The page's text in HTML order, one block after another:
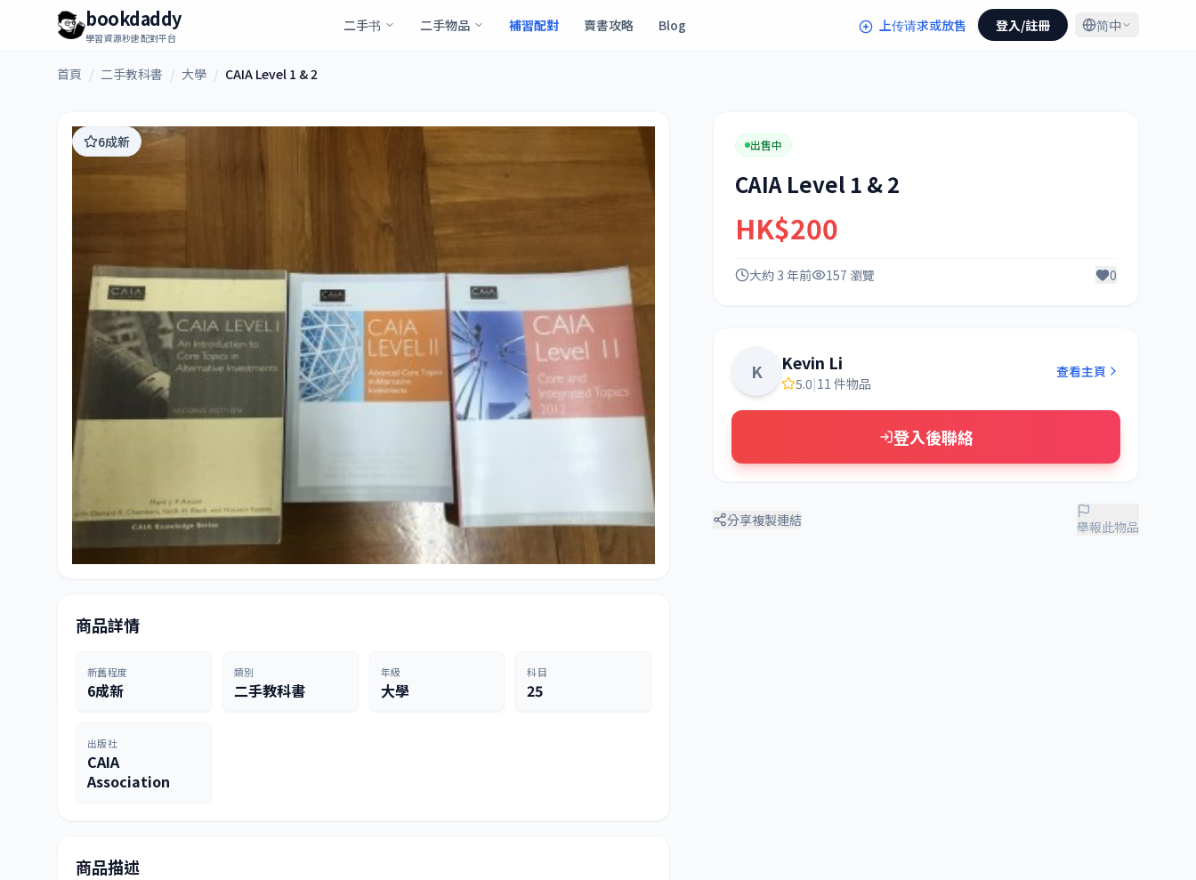
bookdaddy
學習資源秒速配對平台
二手书 二手物品 補習配對 賣書攻略 Blog 上传请求或放售 登入/註冊 简中
首頁 / 二手教科書 / 大學 / CAIA Level 1 & 2
6成新
商品詳情
新舊程度
6成新
類別
二手教科書
年級
大學
科目
25
出版社
CAIA
Association
商品描述
出售中
CAIA Level 1 & 2
HK$200
大約 3 年前 157 瀏覽 0
K Kevin Li
5.0|11 件物品
查看主頁
登入後聯絡
分享複製連結 舉報此物品